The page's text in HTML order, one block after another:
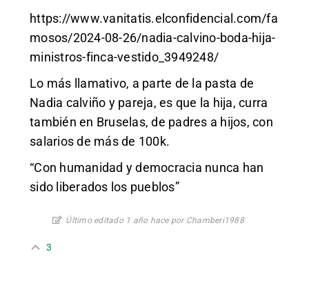
https://www.vanitatis.elconfidencial.com/fa
mosos/2024-08-26/nadia-calvino-boda-hija-
ministros-finca-vestido_3949248/
Lo más llamativo, a parte de la pasta de
Nadia calviño y pareja, es que la hija, curra
también en Bruselas, de padres a hijos, con
salarios de más de 100k.
“Con humanidad y democracia nunca han
sido liberados los pueblos”
Último editado 1 año hace por Chamberi1988
3